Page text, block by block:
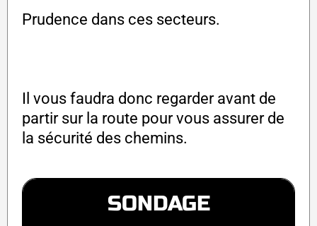
Prudence dans ces secteurs.
Il vous faudra donc regarder avant de
partir sur la route pour vous assurer de
la sécurité des chemins.
SONDAGE